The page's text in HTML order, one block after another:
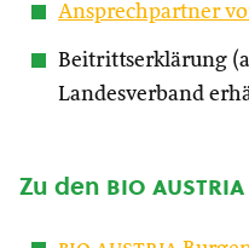
Ansprechpartner
Beitrittserklärung
Landesverband
Zu den bio austria